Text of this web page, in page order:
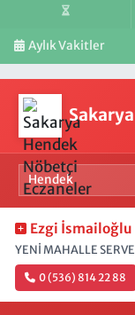
Aylık Vakitler
Ezgi İsmailoğlu
YENİ MAHALLE
0 (536) 814 22 88